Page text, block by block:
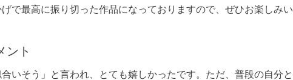
で最高に振り切った作品になっておりますので、ぜひお楽しみい
ント
いそう」と言われ、とても嬉しかったです。ただ、普段の自分と